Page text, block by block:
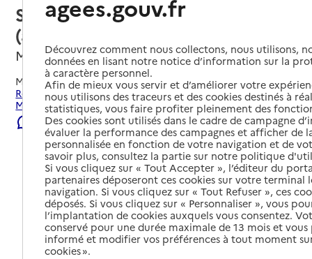
Service autonomie à domicile
(aide) – ADMR
Montville, SEINE-MARITIME
Mis à jour le23/07/2026
Rechercher les établissements et services autour de
Montville.
Signaler une erreur
agees.gouv.fr
Découvrez comment nous collectons, nous utilisons,
données en lisant notre notice d’information sur la
à caractère personnel.
Afin de mieux vous servir et d’améliorer votre
nous utilisons des traceurs et des cookies destinés à
statistiques, vous faire profiter pleinement des
Des cookies sont utilisés dans le cadre de campagne
évaluer la performance des campagnes et afficher de
personnalisée en fonction de votre navigation et de
savoir plus, consultez la partie sur notre politique
Si vous cliquez sur « Tout Accepter », l’éditeur du
partenaires déposeront ces cookies sur votre terminal
navigation. Si vous cliquez sur « Tout Refuser », ces
déposés. Si vous cliquez sur « Personnaliser », vous
l’implantation de cookies auxquels vous consentez.
conservé pour une durée maximale de 13 mois et
informé et modifier vos préférences à tout moment
cookies ».